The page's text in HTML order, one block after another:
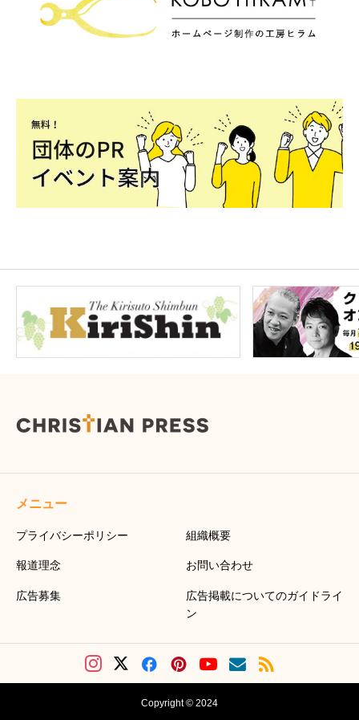
メニュー
プライバシーポリシー 組織概要
報道理念 お問い合わせ
広告募集
広告掲載についてのガイドライ
ン
Copyright © 2024